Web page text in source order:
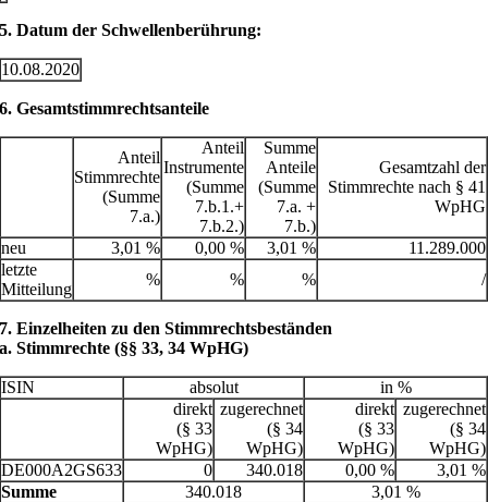
5. Datum der Schwellenberührung:
10.08.2020
6. Gesamtstimmrechtsanteile
Anteil
Stimmrechte
(Summe
7.a.)
Anteil
Instrumente
(Summe
7.b.1.+
7.b.2.)
Summe
Anteile
(Summe
7.a. +
7.b.)
Gesamtzahl der
Stimmrechte nach § 41
WpHG
neu 3,01 % 0,00 % 3,01 %
11.289.000
letzte
Mitteilung
% % % /
7. Einzelheiten zu den Stimmrechtsbeständen
a. Stimmrechte (§§ 33, 34 WpHG)
ISIN absolut
in %
direkt
(§ 33
WpHG)
zugerechnet
(§ 34
WpHG)
direkt
(§ 33
WpHG)
zugerechnet
(§ 34
WpHG)
DE000A2GS633
0 340.018 0,00 %
3,01 %
Summe
340.018 3,01 %